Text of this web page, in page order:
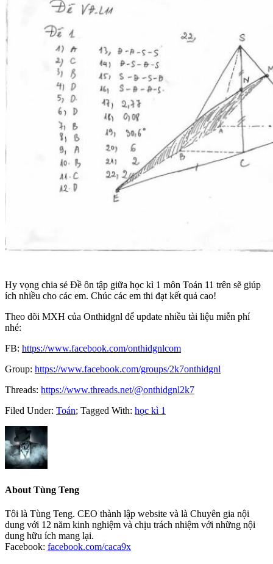
Hy vọng chia sẻ Đề ôn tập giữa học kì 1 môn Toán 11 trên sẽ giúp
ích nhiều cho các em. Chúc các em thi đạt kết quả cao!
Theo dõi MXH của Onthidgnl để update nhiều tài liệu miễn phí
nhé:
FB: https://www.facebook.com/onthidgnlcom
Group: https://www.facebook.com/groups/2k7onthidgnl
Threads: https://www.threads.net/@onthidgnl2k7
Filed Under: Toán; Tagged With: học kì 1
About Tùng Teng
Tôi là Tùng Teng. CEO thành lập website và là Chuyên gia nội
dung với 12 năm kinh nghiệm và chịu trách nhiệm với những nội
dung hữu ích mang lại.
Facebook: facebook.com/caca9x